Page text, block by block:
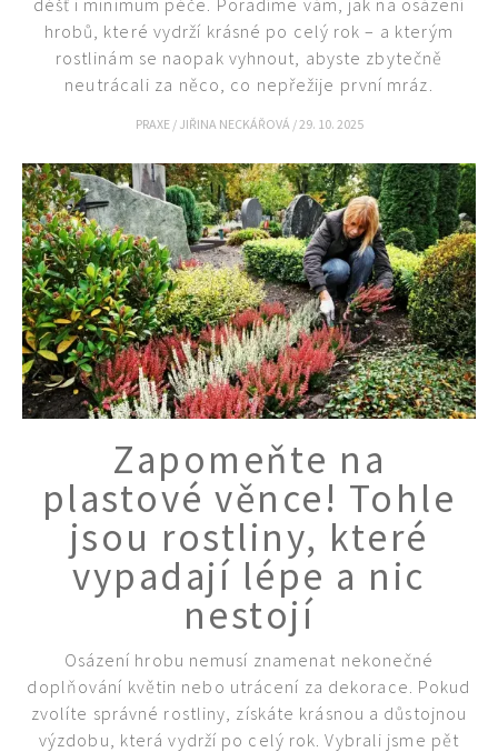
déšť i minimum péče. Poradíme vám, jak na osázení
hrobů, které vydrží krásné po celý rok – a kterým
rostlinám se naopak vyhnout, abyste zbytečně
neutrácali za něco, co nepřežije první mráz.
PRAXE / JIŘINA NECKÁŘOVÁ /29. 10. 2025
Zapomeňte na
plastové věnce! Tohle
jsou rostliny, které
vypadají lépe a nic
nestojí
Osázení hrobu nemusí znamenat nekonečné
doplňování květin nebo utrácení za dekorace. Pokud
zvolíte správné rostliny, získáte krásnou a důstojnou
výzdobu, která vydrží po celý rok. Vybrali jsme pět